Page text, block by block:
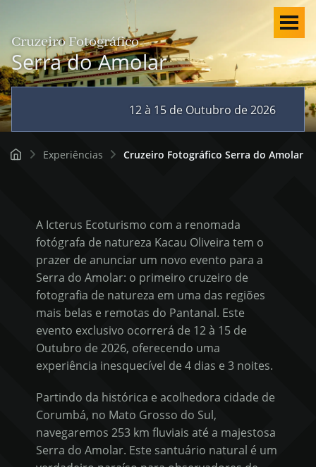
Português
Cruzeiro Fotográfico
Serra do Amolar
12 à 15 de Outubro de 2026
Experiências Cruzeiro Fotográfico Serra do Amolar
A Icterus Ecoturismo com a renomada
fotógrafa de natureza Kacau Oliveira tem o
prazer de anunciar um novo evento para a
Serra do Amolar: o primeiro cruzeiro de
fotografia de natureza em uma das regiões
mais belas e remotas do Pantanal. Este
evento exclusivo ocorrerá de 12 à 15 de
Outubro de 2026, oferecendo uma
experiência inesquecível de 4 dias e 3 noites.
Partindo da histórica e acolhedora cidade de
Corumbá, no Mato Grosso do Sul,
navegaremos 253 km fluviais até a majestosa
Serra do Amolar. Este santuário natural é um